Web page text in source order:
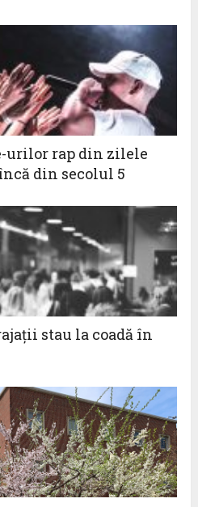
urilor rap din zilele
din secolul 5
stau la coadă în